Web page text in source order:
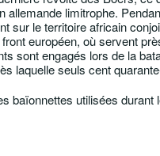
allemande limitrophe.
sur le territoire africain
européen, où servent
sont engagés lors de la
laquelle seuls cent
baïonnettes utilisées